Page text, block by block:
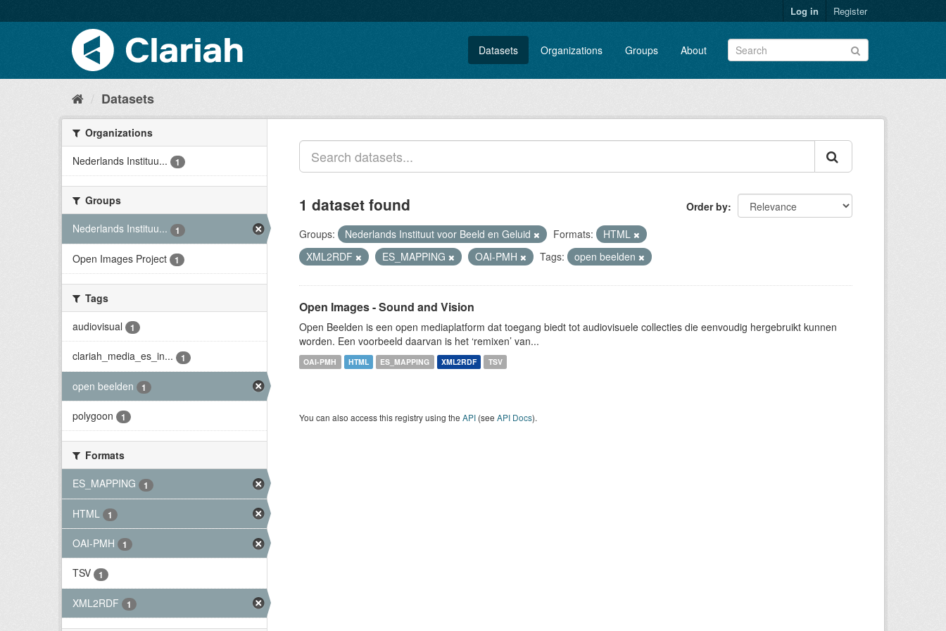
Log in Register
Datasets Organizations Groups About
Datasets
Organizations
Nederlands Instituu...
1
Groups
Nederlands Instituu...
1
Open Images Project 1
Tags
audiovisual
1
clariah_media_es_in... 1
open beelden 1
polygoon 1
Formats
ES_MAPPING
1
HTML 1
OAI-PMH 1
TSV 1
XML2RDF 1
Order by
1 dataset found
Groups: Nederlands Instituut voor Beeld en Geluid Formats:
HTML
XML2RDF
ES_MAPPING OAI-PMH Tags: open beelden
Open Images - Sound and Vision
Open Beelden is een open mediaplatform dat toegang biedt tot audiovisuele collecties die eenvoudig hergebruikt kunnen
worden. Een voorbeeld daarvan is het ‘remixen’ van...
OAI-PMH HTML ES_MAPPING XML2RDF TSV
You can also access this registry using the API (see API Docs).